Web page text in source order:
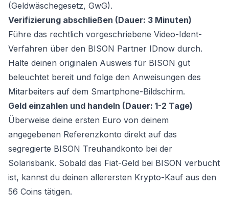
(Geldwäschegesetz, GwG).
Verifizierung abschließen (Dauer: 3 Minuten)
Führe das rechtlich vorgeschriebene Video-Ident-
Verfahren über den BISON Partner IDnow durch.
Halte deinen originalen Ausweis für BISON gut
beleuchtet bereit und folge den Anweisungen des
Mitarbeiters auf dem Smartphone-Bildschirm.
Geld einzahlen und handeln (Dauer: 1-2 Tage)
Überweise deine ersten Euro von deinem
angegebenen Referenzkonto direkt auf das
segregierte BISON Treuhandkonto bei der
Solarisbank. Sobald das Fiat-Geld bei BISON verbucht
ist, kannst du deinen allerersten Krypto-Kauf aus den
56 Coins tätigen.